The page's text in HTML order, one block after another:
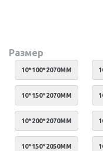
Размер
10*100*2070ММ
10*150*2070ММ
10*200*2070ММ
10*150*2050ММ